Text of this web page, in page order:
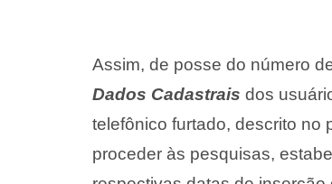
Assim, de posse do número
Dados Cadastrais dos
telefônico furtado, descrito no
proceder às pesquisas,